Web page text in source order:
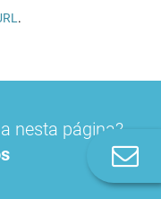
.
nesta página?